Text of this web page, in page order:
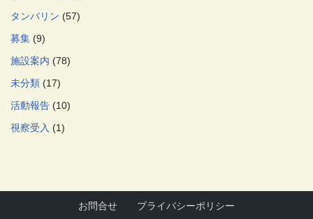
タンバリン (57)
募集 (9)
施設案内 (78)
未分類 (17)
活動報告 (10)
視察受入 (1)
お問合せ プライバシーポリシー